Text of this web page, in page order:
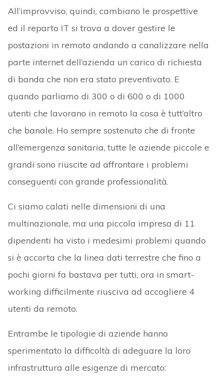
All’improvviso, quindi, cambiano le prospettive
ed il reparto IT si trova a dover gestire le
postazioni in remoto andando a canalizzare nella
parte internet dell’azienda un carico di richiesta
di banda che non era stato preventivato. E
quando parliamo di 300 o di 600 o di 1000
utenti che lavorano in remoto la cosa è tutt’altro
che banale. Ho sempre sostenuto che di fronte
all’emergenza sanitaria, tutte le aziende piccole e
grandi sono riuscite ad affrontare i problemi
conseguenti con grande professionalità.
Ci siamo calati nelle dimensioni di una
multinazionale, ma una piccola impresa di 11
dipendenti ha visto i medesimi problemi quando
si è accorta che la linea dati terrestre che fino a
pochi giorni fa bastava per tutti, ora in smart-
working difficilmente riusciva ad accogliere 4
utenti da remoto.
Entrambe le tipologie di aziende hanno
sperimentato la difficoltà di adeguare la loro
infrastruttura alle esigenze di mercato: